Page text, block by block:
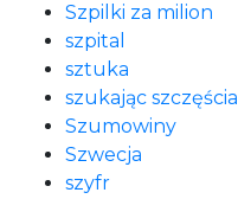
Szpilki za milion
szpital
sztuka
szukając szczęścia
Szumowiny
Szwecja
szyfr